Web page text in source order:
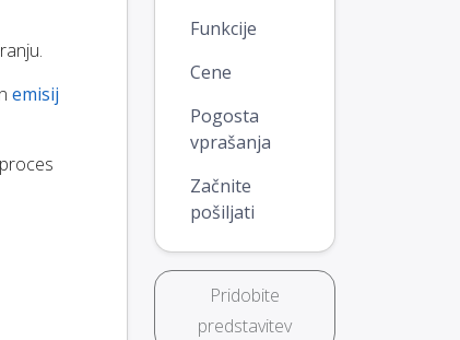
emisij
Funkcije
Cene
Pogosta
vprašanja
Začnite
pošiljati
Pridobite
predstavitev